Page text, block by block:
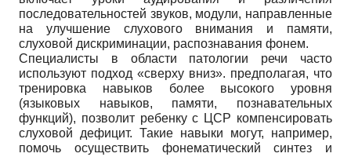
последовательностей звуков, модули, направленные
на улучшение слухового внимания и памяти,
слуховой дискриминации, распознавания фонем.
Специалисты в области патологии речи часто
используют подход «сверху вниз». предполагая, что
тренировка навыков более высокого уровня
(языковых навыков, памяти, познавательных
функций), позволит ребенку с ЦСР компенсировать
слуховой дефицит. Такие навыки могут, например,
помочь осуществить фонематический синтез и